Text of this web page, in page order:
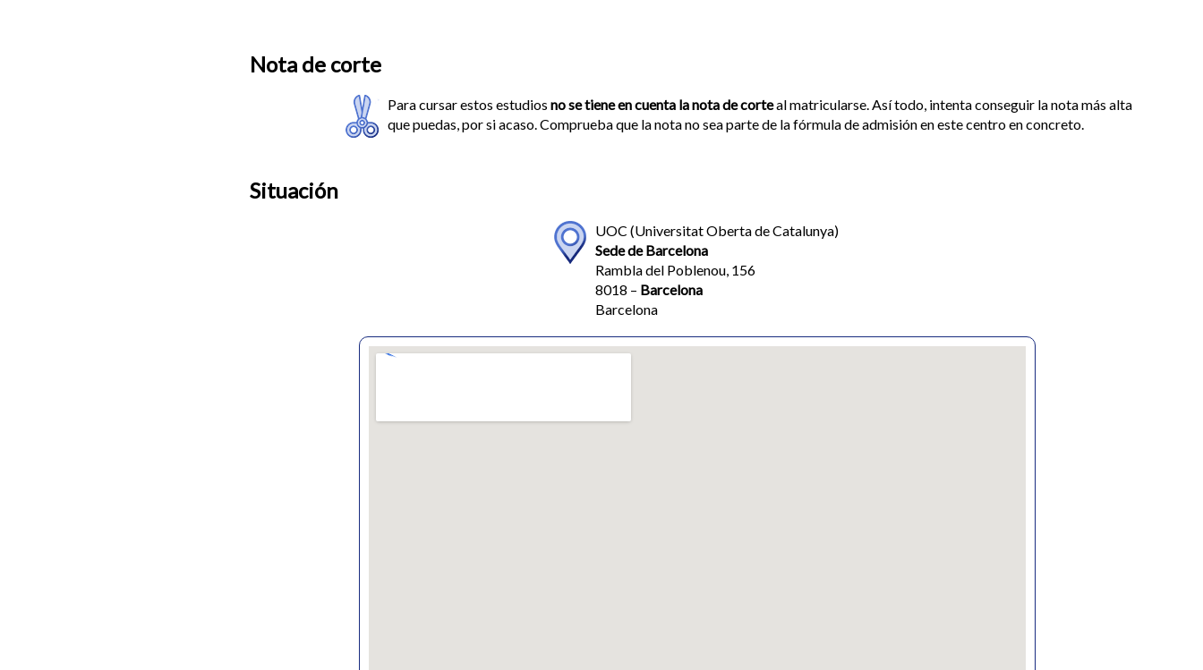
Nota de corte
Para cursar estos estudios no se tiene en cuenta la nota de corteal matricularse. Así todo, intenta conseguir la nota más alta
que puedas, por si acaso. Comprueba que la nota no sea parte de la fórmula de admisión en este centro en concreto.
Situación
UOC (Universitat Oberta de Catalunya)
Sede de Barcelona
Rambla del Poblenou, 156
8018 – Barcelona
Barcelona